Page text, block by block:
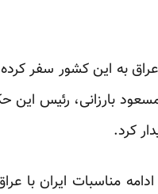
به این کشور سفر
بارزانی، رئیس این
کرد.
مناسبات ایران با